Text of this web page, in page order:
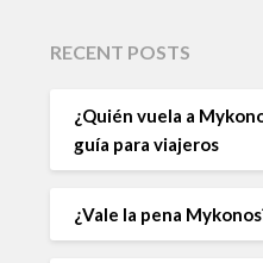
RECENT POSTS
¿Quién vuela a
guía para viajeros
¿Vale la pena